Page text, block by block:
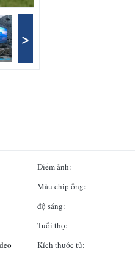
>
Điểm ảnh:
Màu chip ống:
độ sáng:
Tuổi thọ:
Kích thước tủ: